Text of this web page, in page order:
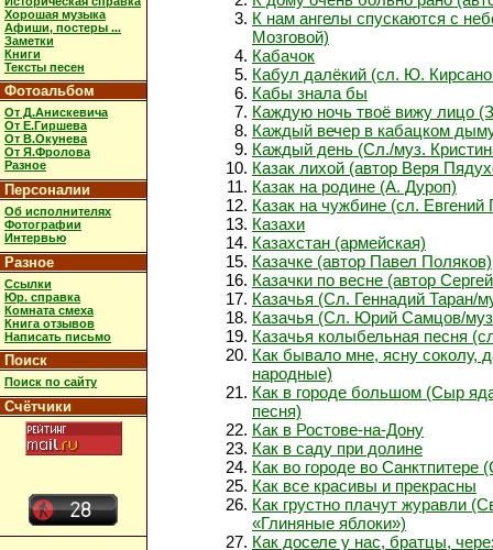
Хорошая музыка
Афиши, постеры ...
Заметки
Книги
Тексты песен
Фотоальбом
От Д.Анискевича
От Е.Гиршева
От В.Окунева
От Я.Фролова
Разное
Персоналии
Об исполнителях
Фотографии
Интервью
Разное
Ссылки
Юр. справка
Комната смеха
Книга отзывов
Написать письмо
Поиск
Поиск по сайту
Счётчики
К нам ангелы спускаются с
Мозговой)
Кабачок
Кабул далёкий (сл. Ю.
Кабы знала бы
Каждую ночь твоё вижу лицо
Каждый вечер в кабацком
Каждый день (Сл./муз.
Казак лихой (автор Веря
Казак на родине (А. Дуроп)
Казак на чужбине (сл. Евгений
Казахи
Казахстан (армейская)
Казачке (автор Павел Поляков)
Казачки по весне (автор
Казачья (Сл. Геннадий Таран/
Казачья (Сл. Юрий Самцов/
Казачья колыбельная песня
Как бывало мне, ясну соколу,
народные)
Как в городе большом (Сыр
песня)
Как в Ростове-на-Дону
Как в саду при долине
Как во городе во Санктпитере
Как все красивы и прекрасны
Как грустно плачут журавли
«Глиняные яблоки»)
Как доселе у нас, братцы,